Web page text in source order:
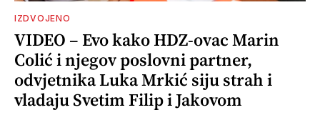
IZDVOJENO
VIDEO – Evo kako HDZ-ovac Marin
Colić i njegov poslovni partner,
odvjetnika Luka Mrkić siju strah i
vladaju Svetim Filip i Jakovom